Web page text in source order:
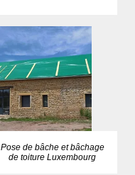
Pose de bâche et bâchage
de toiture Luxembourg